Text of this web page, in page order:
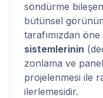
söndürme
bütünsel
tarafımızdan
sistemlerinin
zonlama ve
projelenmesi ile
ilerlemesidir.